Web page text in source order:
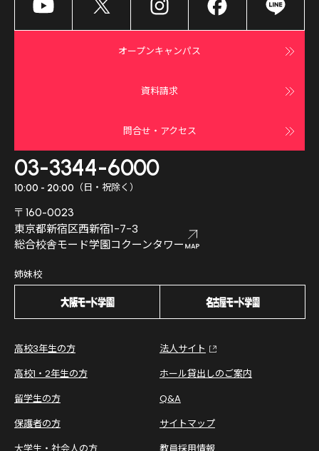
オープンキャンパス
資料請求
問合せ・アクセス
03-3344-6000
10:00 - 20:00 （日・祝除く）
〒160-0023
東京都新宿区西新宿1-7-3
総合校舎モード学園コクーンタワー
姉妹校
高校3年生の方
高校1・2年生の方
留学生の方
保護者の方
法人サイト
ホール貸出しのご案内
Q&A
サイトマップ